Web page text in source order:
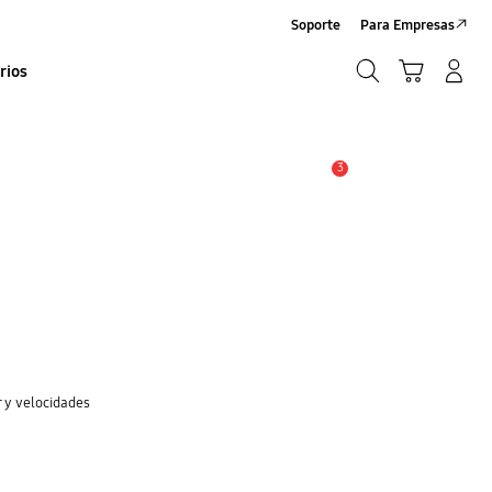
Soporte Para Empresas
3
y velocidades